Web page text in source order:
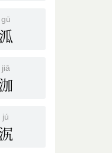
gū
泒
jiā
泇
jú
泦